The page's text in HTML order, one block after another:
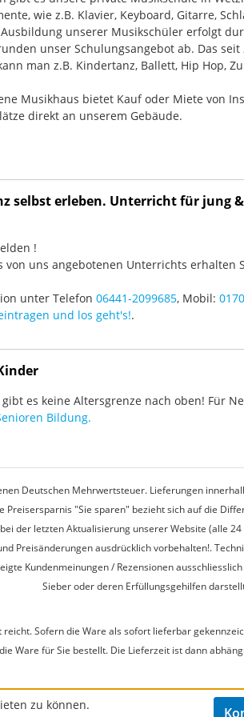
wie z.B. Klavier, Keyboard, Gitarre,
unserer Musikschüler erfolgt
unser Schulungsangebot ab. Das seit
man z.B. Kindertanz, Ballett, Hip Hop,
Musikhaus bietet Kauf oder Miete von
direkt an unserem Gebäude.
selbst erleben. Unterricht für jung
!
von uns angebotenen Unterrichts erhalten
unter Telefon 06441-2099685, Mobil:
und los geht's!.
es keine Altersgrenze nach oben! Für
Bildung.
Deutschen Mehrwertsteuer. Lieferungen
"Sie sparen" bezieht sich auf die
der letzten Aktualisierung unserer Website (alle
Preisänderungen ausdrücklich vorbehalten!.
Kundenmeinungen / Rezensionen
Sieber oder deren Erfüllungsgehilfen
Sofern die Ware als sofort lieferbar
Ware für Sie bestellt. Die Lieferzeit ist dann
zu können.